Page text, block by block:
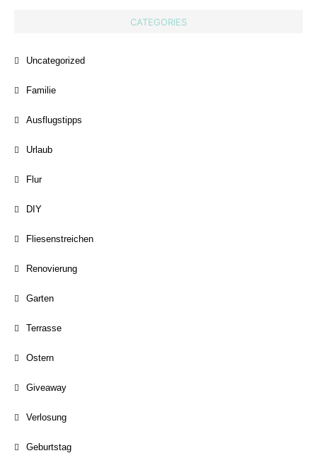
CATEGORIES
Uncategorized
Familie
Ausflugstipps
Urlaub
Flur
DIY
Fliesenstreichen
Renovierung
Garten
Terrasse
Ostern
Giveaway
Verlosung
Geburtstag